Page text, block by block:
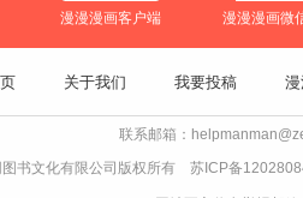
漫漫漫画客户端 漫漫漫画微
关于我们 我要投稿
联系邮箱：
书文化有限公司版权所有 苏ICP备